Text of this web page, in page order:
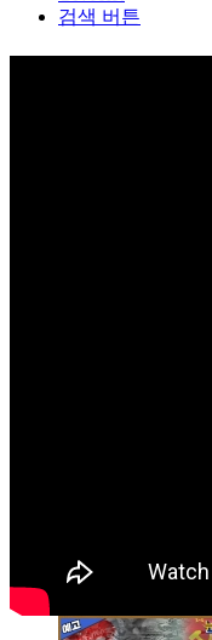
검색 버튼